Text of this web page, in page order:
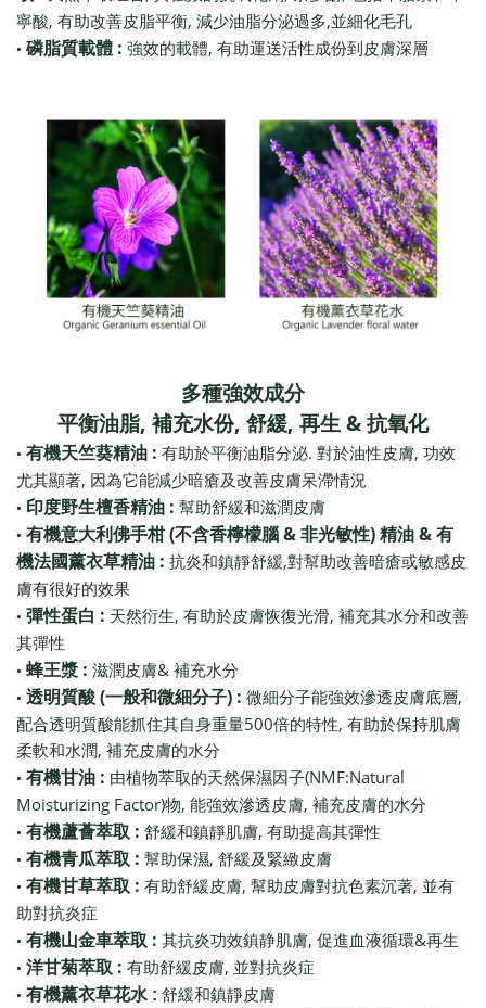
寧酸, 有助改善皮脂平衡, 減少油脂分泌過多,並細化毛孔
• 磷脂質載體 : 強效的載體, 有助運送活性成份到皮膚深層
多種強效成分
平衡油脂, 補充水份, 舒緩, 再生 & 抗氧化
• 有機天竺葵精油 : 有助於平衡油脂分泌. 對於油性皮膚, 功效
尤其顯著, 因為它能減少暗瘡及改善皮膚呆滯情況
• 印度野生檀香精油 : 幫助舒緩和滋潤皮膚
• 有機意大利佛手柑(不含香檸檬腦 & 非光敏性) 精油 & 有
機法國薰衣草精油 : 抗炎和鎮靜舒緩,對幫助改善暗瘡或敏感皮
膚有很好的效果
• 彈性蛋白 : 天然衍生, 有助於皮膚恢復光滑, 補充其水分和改善
其彈性
• 蜂王漿 : 滋潤皮膚& 補充水分
• 透明質酸 (一般和微細分子) : 微細分子能強效滲透皮膚底層,
配合透明質酸能抓住其自身重量500倍的特性, 有助於保持肌膚
柔軟和水潤, 補充皮膚的水分
• 有機甘油 : 由植物萃取的天然保濕因子(NMF:Natural
Moisturizing Factor)物, 能強效滲透皮膚, 補充皮膚的水分
• 有機蘆薈萃取 : 舒緩和鎮靜肌膚, 有助提高其彈性
• 有機青瓜萃取 : 幫助保濕, 舒緩及緊緻皮膚
• 有機甘草萃取 : 有助舒緩皮膚, 幫助皮膚對抗色素沉著, 並有
助對抗炎症
• 有機山金車萃取 : 其抗炎功效鎮静肌膚, 促進血液循環&再生
• 洋甘菊萃取 : 有助舒緩皮膚, 並對抗炎症
• 有機薰衣草花水 : 舒緩和鎮靜皮膚